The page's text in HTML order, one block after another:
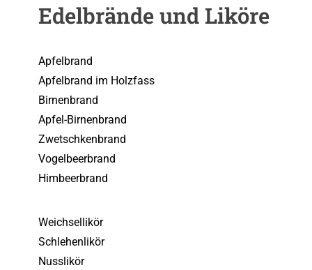
Edelbrände und Liköre
Apfelbrand
Apfelbrand im Holzfass
Birnenbrand
Apfel-Birnenbrand
Zwetschkenbrand
Vogelbeerbrand
Himbeerbrand
Weichsellikör
Schlehenlikör
Nusslikör